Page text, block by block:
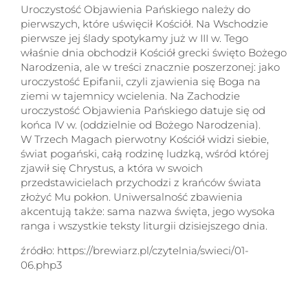
Uroczystość Objawienia Pańskiego należy do
pierwszych, które uświęcił Kościół. Na Wschodzie
pierwsze jej ślady spotykamy już w III w. Tego
właśnie dnia obchodził Kościół grecki święto Bożego
Narodzenia, ale w treści znacznie poszerzonej: jako
uroczystość Epifanii, czyli zjawienia się Boga na
ziemi w tajemnicy wcielenia. Na Zachodzie
uroczystość Objawienia Pańskiego datuje się od
końca IV w. (oddzielnie od Bożego Narodzenia).
W Trzech Magach pierwotny Kościół widzi siebie,
świat pogański, całą rodzinę ludzką, wśród której
zjawił się Chrystus, a która w swoich
przedstawicielach przychodzi z krańców świata
złożyć Mu pokłon. Uniwersalność zbawienia
akcentują także: sama nazwa święta, jego wysoka
ranga i wszystkie teksty liturgii dzisiejszego dnia.
źródło: https://brewiarz.pl/czytelnia/swieci/01-
06.php3